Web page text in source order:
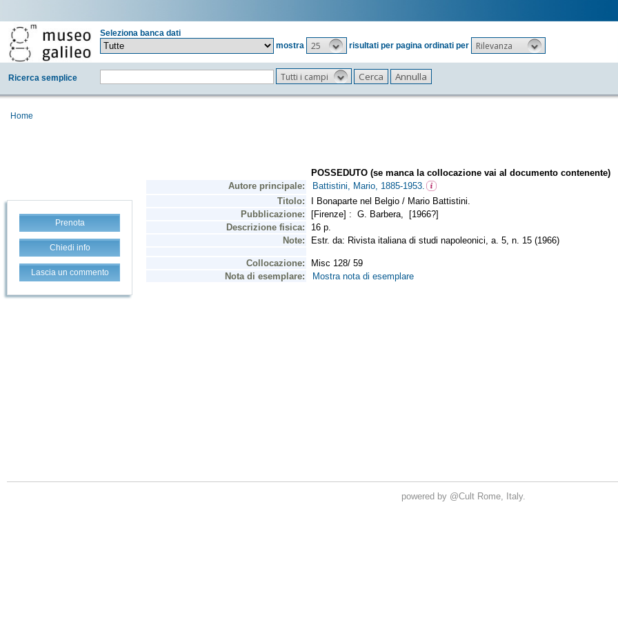
Seleziona banca dati
mostra
25 risultati per pagina ordinati per Rilevanza
Ricerca semplice Tutti i campi
Home
Prenota
Chiedi info
Lascia un commento
powered by @Cult Rome, Italy.